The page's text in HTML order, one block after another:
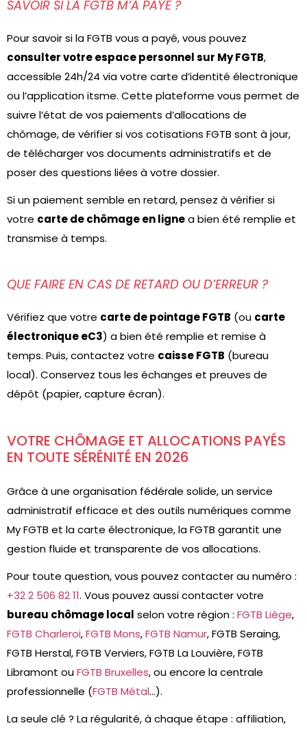
SAVOIR SI LA FGTB M’A PAYÉ ?
Pour savoir si la FGTB vous a payé, vous pouvez
consulter votre espace personnel sur My FGTB,
accessible 24h/24 via votre carte d’identité électronique
ou l’application itsme. Cette plateforme vous permet de
suivre l’état de vos paiements d’allocations de
chômage, de vérifier si vos cotisations FGTB sont à jour,
de télécharger vos documents administratifs et de
poser des questions liées à votre dossier.
Si un paiement semble en retard, pensez à vérifier si
votre carte de chômage en lignea bien été remplie et
transmise à temps.
QUE FAIRE EN CAS DE RETARD OU D’ERREUR ?
Vérifiez que votre carte de pointage FGTB (ou carte
électronique eC3) a bien été remplie et remise à
temps. Puis, contactez votre caisse FGTB (bureau
local). Conservez tous les échanges et preuves de
dépôt (papier, capture écran).
VOTRE CHÔMAGE ET ALLOCATIONS PAYÉS
EN TOUTE SÉRÉNITÉ EN 2026
Grâce à une organisation fédérale solide, un service
administratif efficace et des outils numériques comme
My FGTB et la carte électronique, la FGTB garantit une
gestion fluide et transparente de vos allocations.
Pour toute question, vous pouvez contacter au numéro :
+32 2 506 82 11. Vous pouvez aussi contacter votre
bureau chômage local selon votre région : FGTB Liège,
FGTB Charleroi,FGTB Mons,FGTB Namur, FGTB Seraing,
FGTB Herstal, FGTB Verviers, FGTB La Louvière, FGTB
Libramont ouFGTB Bruxelles, ou encore la centrale
professionnelle (FGTB Métal…).
La seule clé ? La régularité, à chaque étape : affiliation,